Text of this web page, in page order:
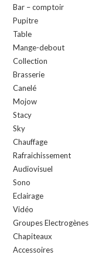
Bar – comptoir
Pupitre
Table
Mange-debout
Collection
Brasserie
Canelé
Mojow
Stacy
Sky
Chauffage
Rafraichissement
Audiovisuel
Sono
Eclairage
Vidéo
Groupes Electrogènes
Chapiteaux
Accessoires